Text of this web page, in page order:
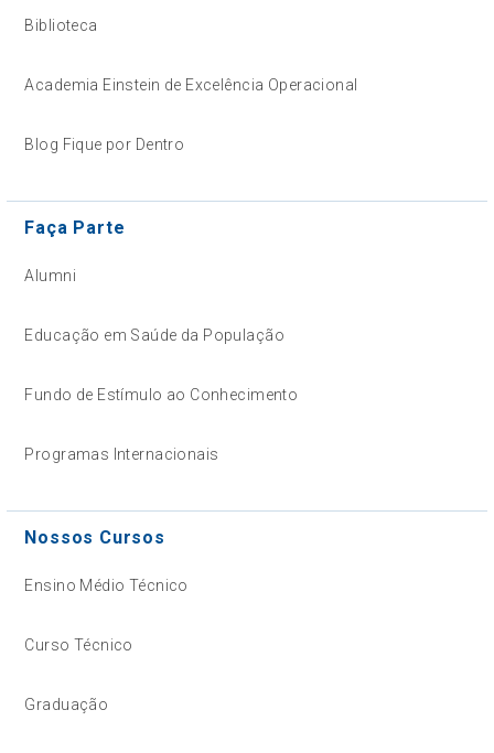
Biblioteca
Academia Einstein de Excelência Operacional
Blog Fique por Dentro
Faça Parte
Alumni
Educação em Saúde da População
Fundo de Estímulo ao Conhecimento
Programas Internacionais
Nossos Cursos
Ensino Médio Técnico
Curso Técnico
Graduação